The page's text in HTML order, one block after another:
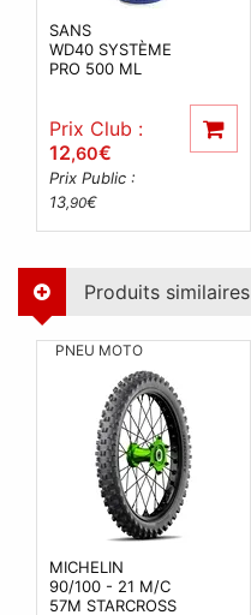
SANS
WD40 SYSTÈME
PRO 500 ML
Prix Club :
12,60€
Prix Public :
13,90€
Produits similaires
PNEU MOTO
MICHELIN
90/100 - 21 M/C
57M STARCROSS